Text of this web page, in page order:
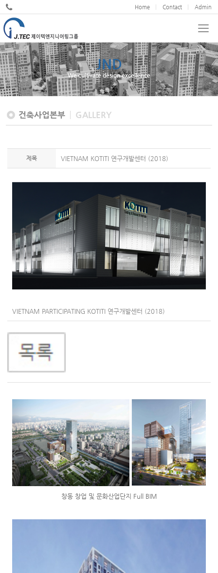
Home Contact Admin
JND
We cultivate design excellence
건축사업본부 GALLERY
제목 VIETNAM KOTITI 연구개발센터 (2018)
VIETNAM PARTICIPATING KOTITI 연구개발센터 (2018)
창동 창업 및 문화산업단지 Full BIM